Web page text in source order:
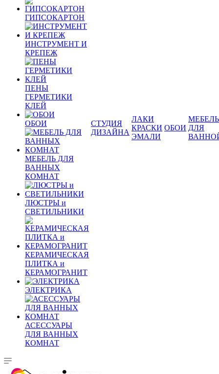
ГИПСОКАРТОН
ИНСТРУМЕНТ И
КРЕПЕЖ
ПЕНЫ
ГЕРМЕТИКИ
КЛЕЙ
ОБОИ
МЕБЕЛЬ ДЛЯ
ВАННЫХ
КОМНАТ
ЛЮСТРЫ и
СВЕТИЛЬНИКИ
КЕРАМИЧЕСКАЯ
ПЛИТКА и
КЕРАМОГРАНИТ
ЭЛЕКТРИКА
АСЕССУАРЫ
ДЛЯ ВАННЫХ
КОМНАТ
СТУДИЯ
ДИЗАЙНА
ЛАКИ
КРАСКИ
ЭМАЛИ
ОБОИ
МЕБЕЛЬ
ДЛЯ